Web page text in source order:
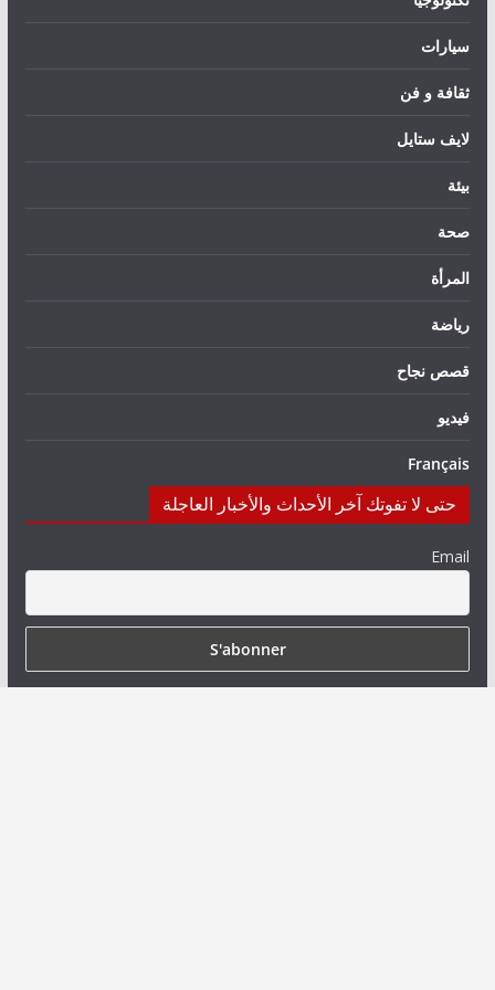
سيارات
ثقافة و فن
لايف ستايل
بيئة
صحة
المرأة
رياضة
قصص نجاح
فيديو
Français
حتى لا تفوتك آخر الأحداث والأخبار العاجلة
Email